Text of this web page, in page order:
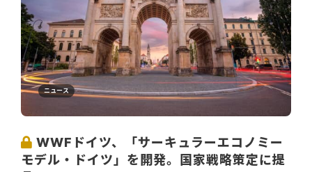
ニュース
WWFドイツ、「サーキュラーエコノミー
モデル・ドイツ」を開発。国家戦略策定に提